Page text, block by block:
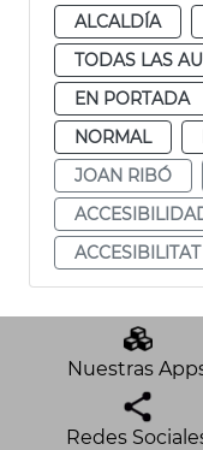
ALCALDÍA
TODAS LAS
EN PORTADA
NORMAL
JOAN RIBÓ
ACCESIBILITAT
Nuestras
Redes